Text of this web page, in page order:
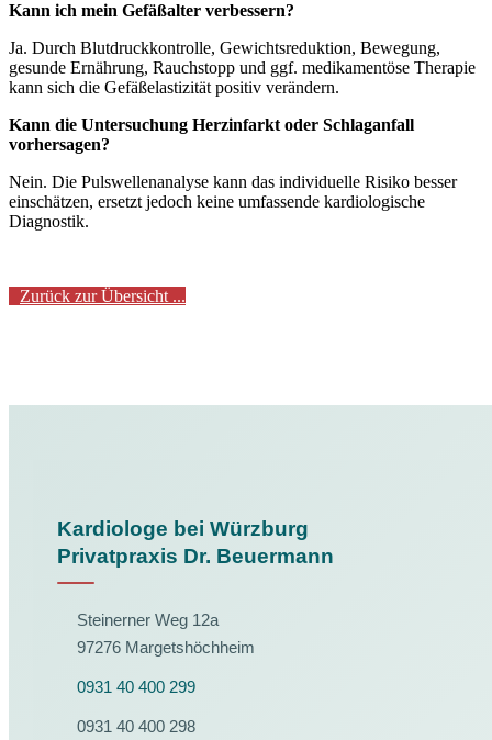
Kann ich mein Gefäßalter verbessern?
Ja. Durch Blutdruckkontrolle, Gewichtsreduktion, Bewegung,
gesunde Ernährung, Rauchstopp und ggf. medikamentöse Therapie
kann sich die Gefäßelastizität positiv verändern.
Kann die Untersuchung Herzinfarkt oder Schlaganfall
vorhersagen?
Nein. Die Pulswellenanalyse kann das individuelle Risiko besser
einschätzen, ersetzt jedoch keine umfassende kardiologische
Diagnostik.
Zurück zur Übersicht ...
Kardiologe bei Würzburg
Privatpraxis Dr. Beuermann
Steinerner Weg 12a
97276 Margetshöchheim
0931 40 400 299
0931 40 400 298